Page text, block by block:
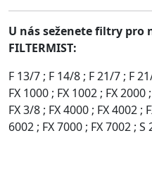
U nás seženete filtry pro
FILTERMIST:
F 13/7 ; F 14/8 ; F 21/7 ; F
FX 1000 ; FX 1002 ; FX 2000
FX 3/8 ; FX 4000 ; FX 4002 ;
6002 ; FX 7000 ; FX 7002 ; S